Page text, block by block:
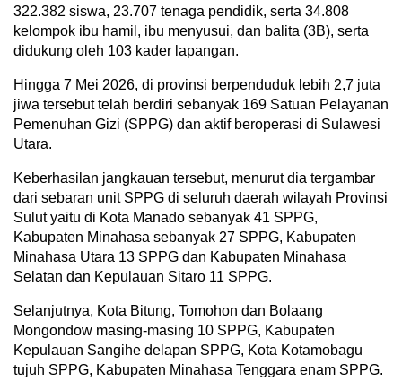
322.382 siswa, 23.707 tenaga pendidik, serta 34.808
kelompok ibu hamil, ibu menyusui, dan balita (3B), serta
didukung oleh 103 kader lapangan.
Hingga 7 Mei 2026, di provinsi berpenduduk lebih 2,7 juta
jiwa tersebut telah berdiri sebanyak 169 Satuan Pelayanan
Pemenuhan Gizi (SPPG) dan aktif beroperasi di Sulawesi
Utara.
Keberhasilan jangkauan tersebut, menurut dia tergambar
dari sebaran unit SPPG di seluruh daerah wilayah Provinsi
Sulut yaitu di Kota Manado sebanyak 41 SPPG,
Kabupaten Minahasa sebanyak 27 SPPG, Kabupaten
Minahasa Utara 13 SPPG dan Kabupaten Minahasa
Selatan dan Kepulauan Sitaro 11 SPPG.
Selanjutnya, Kota Bitung, Tomohon dan Bolaang
Mongondow masing-masing 10 SPPG, Kabupaten
Kepulauan Sangihe delapan SPPG, Kota Kotamobagu
tujuh SPPG, Kabupaten Minahasa Tenggara enam SPPG.